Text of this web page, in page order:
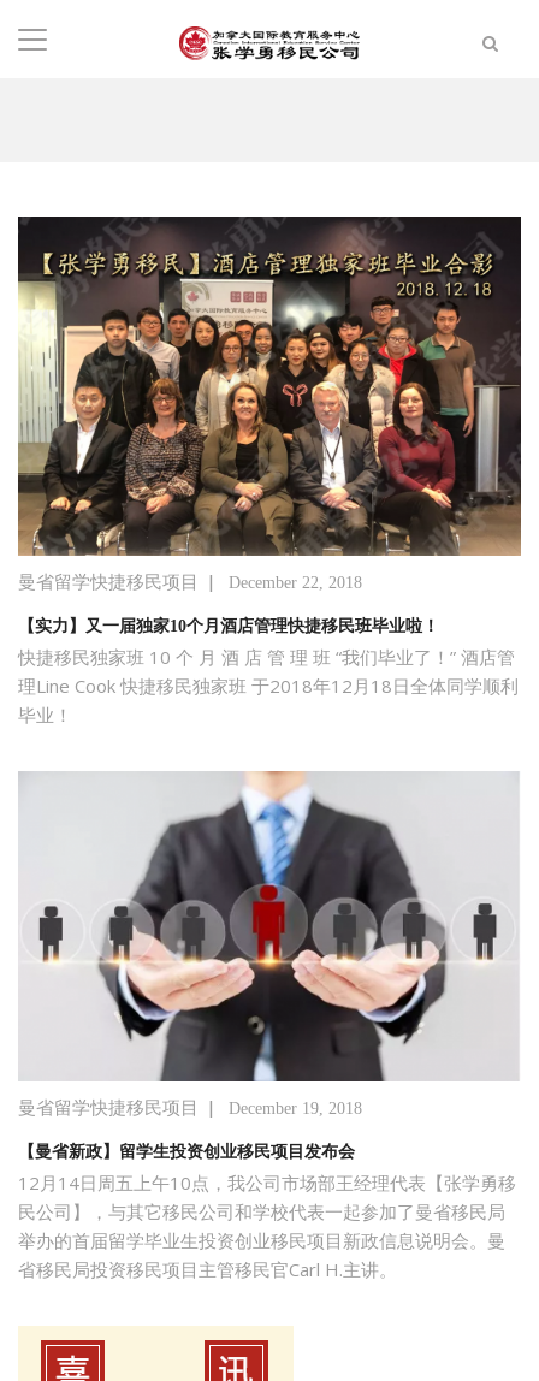
曼省留学快捷移民项目 | December 22, 2018
【实力】又一届独家10个月酒店管理快捷移民班毕业啦！
快捷移民独家班 10 个 月 酒 店 管 理 班 “我们毕业了！” 酒店管
理Line Cook 快捷移民独家班 于2018年12月18日全体同学顺利
毕业！
曼省留学快捷移民项目 | December 19, 2018
【曼省新政】留学生投资创业移民项目发布会
12月14日周五上午10点，我公司市场部王经理代表【张学勇移
民公司】，与其它移民公司和学校代表一起参加了曼省移民局
举办的首届留学毕业生投资创业移民项目新政信息说明会。曼
省移民局投资移民项目主管移民官Carl H.主讲。